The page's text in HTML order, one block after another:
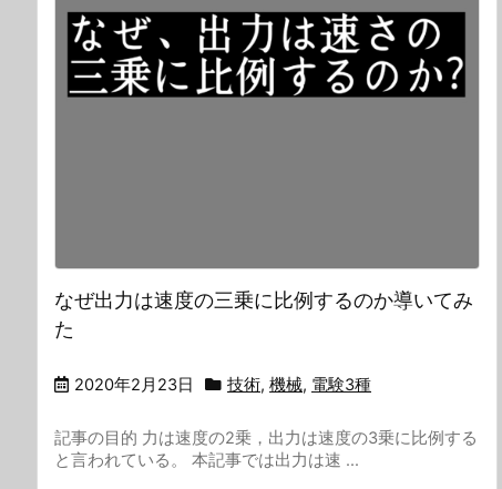
なぜ出力は速度の三乗に比例するのか導いてみ
た
2020年2月23日 技術, 機械, 電験3種
記事の目的 力は速度の2乗，出力は速度の3乗に比例する
と言われている。 本記事では出力は速 ...